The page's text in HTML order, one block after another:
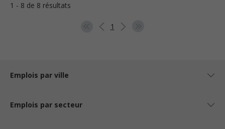
1 - 8 de 8 résultats
1
Emplois par ville
Emplois par secteur